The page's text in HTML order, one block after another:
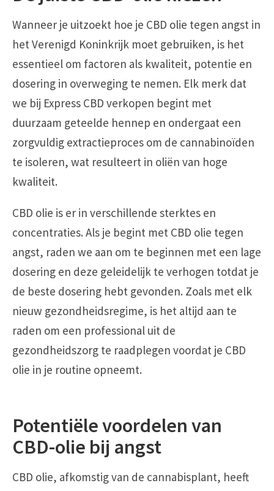
Wanneer je uitzoekt hoe je CBD olie tegen angst in
het Verenigd Koninkrijk moet gebruiken, is het
essentieel om factoren als kwaliteit, potentie en
dosering in overweging te nemen. Elk merk dat
we bij Express CBD verkopen begint met
duurzaam geteelde hennep en ondergaat een
zorgvuldig extractieproces om de cannabinoïden
te isoleren, wat resulteert in oliën van hoge
kwaliteit.
CBD olie is er in verschillende sterktes en
concentraties. Als je begint met CBD olie tegen
angst, raden we aan om te beginnen met een lage
dosering en deze geleidelijk te verhogen totdat je
de beste dosering hebt gevonden. Zoals met elk
nieuw gezondheidsregime, is het altijd aan te
raden om een professional uit de
gezondheidszorg te raadplegen voordat je CBD
olie in je routine opneemt.
Potentiële voordelen van
CBD-olie bij angst
CBD olie, afkomstig van de cannabisplant, heeft